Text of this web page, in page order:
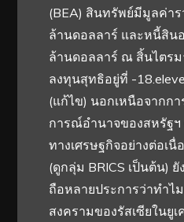
(BEA) สินทรัพย์มีมูลค่า
ล้านดอลลาร์ และหนี้สิน
ล้านดอลลาร์ ณ สิ้นไตร
ลงทุนสุทธิอยู่ที่ -
(แก้ไข) นอกเหนือจากก
การณ์อำนาจของสหรัฐฯ
ทางเศรษฐกิจอย่างต่อเ
(ดูกลุ่ม BRICS เป็นต้น)
ถือหลายประการว่าทำไ
สงครามของรัสเซียในยู